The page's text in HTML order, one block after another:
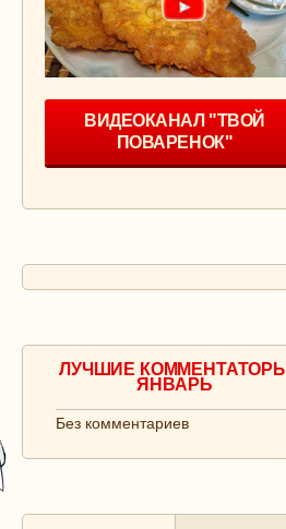
ВИДЕОКАНАЛ "ТВОЙ
ПОВАРЕНОК"
ЛУЧШИЕ КОММЕНТАТОРЫ
ЯНВАРЬ
Без комментариев